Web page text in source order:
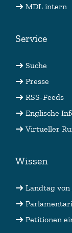
MDL intern
Service
Suche
Presse
RSS-Feeds
Englische
Virtueller
Wissen
Landtag von
Petitionen